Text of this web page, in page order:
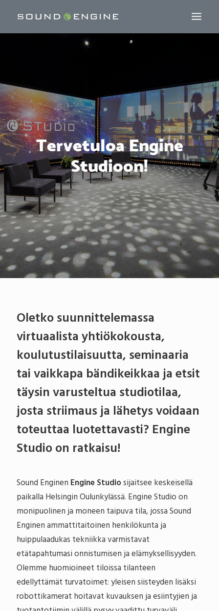
Tervetuloa Engine
Studioon!
Oletko suunnittelemassa
virtuaalista yhtiökokousta,
koulutustilaisuutta, seminaaria
tai vaikkapa bändikeikkaa ja etsit
täysin varusteltua studiotilaa,
josta striimaus ja lähetys voidaan
toteuttaa luotettavasti? Engine
Studio on ratkaisu!
Sound Enginen Engine Studiosijaitsee keskeisellä
paikalla Helsingin Oulunkylässä. Engine Studio on
monipuolinen ja moneen taipuva tila, jossa Sound
Enginen ammattitaitoinen henkilökunta ja
huippulaadukas tekniikka varmistavat
etätapahtumasi onnistumisen ja elämyksellisyyden.
Olemme huomioineet tiloissa tilanteen
edellyttämät turvatoimet: yleisen siisteyden lisäksi
robottikamerat hoitavat kuvauksen ja esiintyjien ja